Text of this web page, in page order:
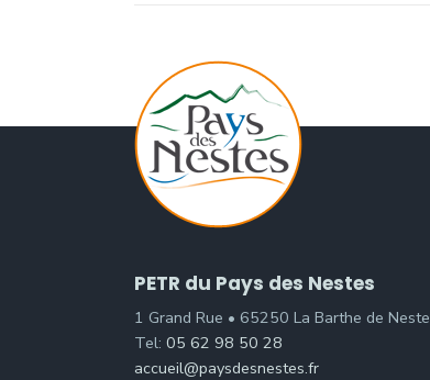
PETR du Pays des Nestes
1 Grand Rue • 65250 La Barthe de Neste
Tel: 05 62 98 50 28
accueil@paysdesnestes.fr